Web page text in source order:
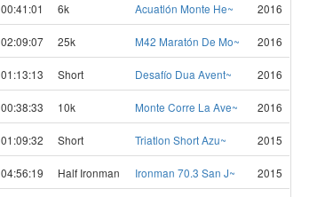
00:41:01 6k Acuatlón Monte He~ 2016
02:09:07 25k M42 Maratón De Mo~ 2016
01:13:13 Short Desafío Dua Avent~ 2016
00:38:33 10k Monte Corre La Ave~ 2016
01:09:32 Short Triatlon Short Azu~ 2015
04:56:19 Half Ironman Ironman 70.3 San J~ 2015